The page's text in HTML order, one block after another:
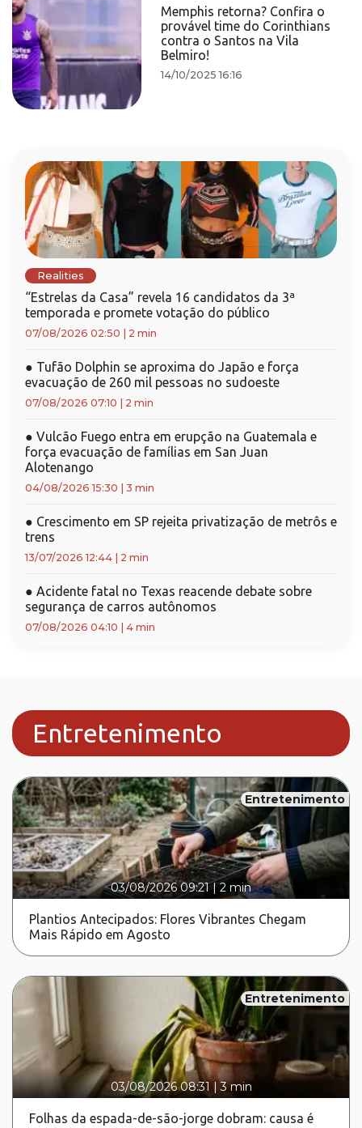
Memphis retorna? Confira o
provável time do Corinthians
contra o Santos na Vila
Belmiro!
14/10/2025 16:16
Realities
“Estrelas da Casa” revela 16 candidatos da 3ª
temporada e promete votação do público
07/08/2026 02:50 2 min
● Tufão Dolphin se aproxima do Japão e força
evacuação de 260 mil pessoas no sudoeste
07/08/2026 07:10 2 min
● Vulcão Fuego entra em erupção na Guatemala e
força evacuação de famílias em San Juan
Alotenango
04/08/2026 15:30 3 min
● Crescimento em SP rejeita privatização de metrôs e
trens
13/07/2026 12:44 2 min
● Acidente fatal no Texas reacende debate sobre
segurança de carros autônomos
07/08/2026 04:10 4 min
Entretenimento
Entretenimento
03/08/2026 09:21|2 min
Plantios Antecipados: Flores Vibrantes Chegam
Mais Rápido em Agosto
Entretenimento
03/08/2026 08:31 |3 min
Folhas da espada-de-são-jorge dobram: causa é